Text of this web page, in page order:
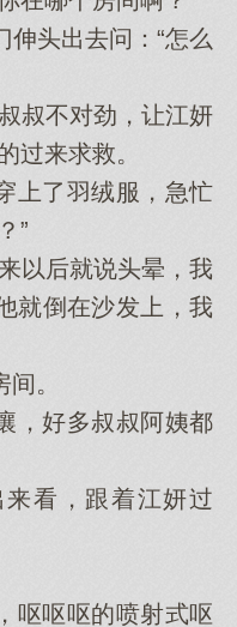
头出去问：“怎么
不对劲，让江妍
过来求救。
了羽绒服，急忙
”
后就说头晕，我
就倒在沙发上，我
。
好多叔叔阿姨都
看，跟着江妍过
呕呕的喷射式呕